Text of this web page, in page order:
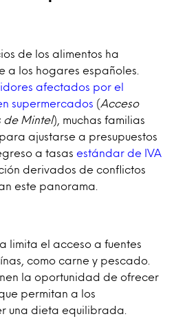
de los alimentos ha
a los hogares españoles.
afectados por el
supermercados ( Acceso
de Mintel), muchas familias
ajustarse a presupuestos
a tasas estándar de IVA
derivados de conflictos
este panorama.
limita el acceso a fuentes
como carne y pescado.
la oportunidad de ofrecer
permitan a los
una dieta equilibrada.